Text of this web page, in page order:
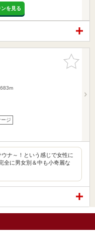
を見る
お気に入
りに追加
ジ
ナ～！という感じで女性に
全に男女別＆中も小奇麗な